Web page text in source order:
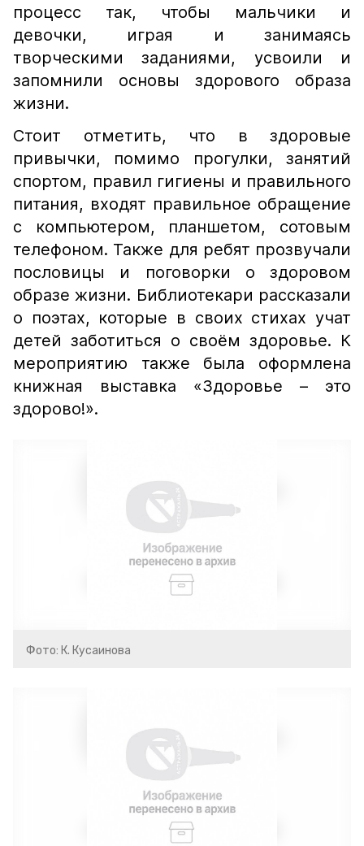
процесс так, чтобы мальчики и
девочки, играя и занимаясь
творческими заданиями, усвоили и
запомнили основы здорового образа
жизни.
Стоит отметить, что в здоровые
привычки, помимо прогулки, занятий
спортом, правил гигиены и правильного
питания, входят правильное обращение
с компьютером, планшетом, сотовым
телефоном. Также для ребят прозвучали
пословицы и поговорки о здоровом
образе жизни. Библиотекари рассказали
о поэтах, которые в своих стихах учат
детей заботиться о своём здоровье. К
мероприятию также была оформлена
книжная выставка «Здоровье – это
здорово!».
Фото: К. Кусаинова